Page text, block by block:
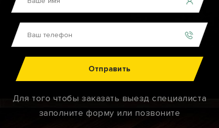
Отправить
Для того чтобы заказать выезд специалиста
заполните форму или позвоните